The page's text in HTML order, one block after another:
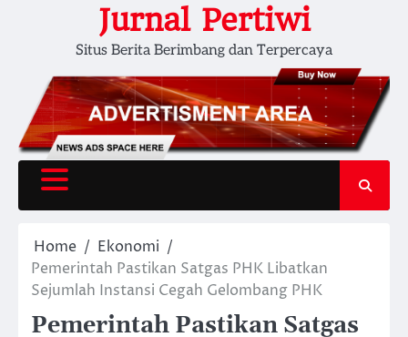
Jurnal Pertiwi
Situs Berita Berimbang dan Terpercaya
Home
Ekonomi
Pemerintah Pastikan Satgas PHK Libatkan
Sejumlah Instansi Cegah Gelombang PHK
Pemerintah Pastikan Satgas